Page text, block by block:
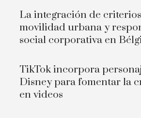
La integración de
movilidad urbana y
social corporativa en
TikTok incorpora
Disney para fomentar la
en videos